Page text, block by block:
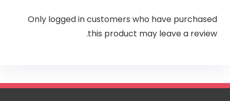
Only logged in customers who have purchased
this product may leave a review.